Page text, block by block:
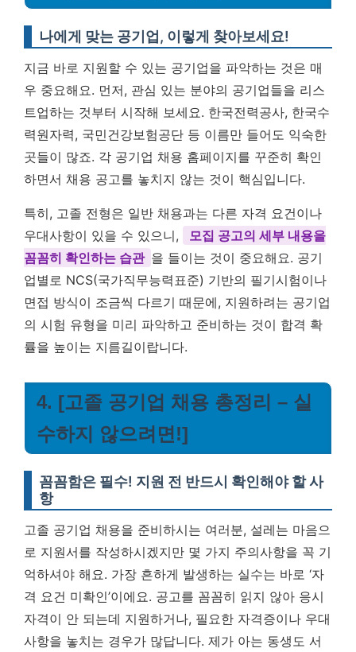
나에게 맞는 공기업, 이렇게 찾아보세요!
지금 바로 지원할 수 있는 공기업을 파악하는 것은 매
우 중요해요. 먼저, 관심 있는 분야의 공기업들을 리스
트업하는 것부터 시작해 보세요. 한국전력공사, 한국수
력원자력, 국민건강보험공단 등 이름만 들어도 익숙한
곳들이 많죠. 각 공기업 채용 홈페이지를 꾸준히 확인
하면서 채용 공고를 놓치지 않는 것이 핵심입니다.
특히, 고졸 전형은 일반 채용과는 다른 자격 요건이나
우대사항이 있을 수 있으니,
모집 공고의 세부 내용을
꼼꼼히 확인하는 습관 을 들이는 것이 중요해요. 공기
업별로 NCS(국가직무능력표준) 기반의 필기시험이나
면접 방식이 조금씩 다르기 때문에, 지원하려는 공기업
의 시험 유형을 미리 파악하고 준비하는 것이 합격 확
률을 높이는 지름길이랍니다.
4. [고졸 공기업 채용 총정리 – 실
수하지 않으려면!]
꼼꼼함은 필수! 지원 전 반드시 확인해야 할 사
항
고졸 공기업 채용을 준비하시는 여러분, 설레는 마음으
로 지원서를 작성하시겠지만 몇 가지 주의사항을 꼭 기
억하셔야 해요. 가장 흔하게 발생하는 실수는 바로 ‘자
격 요건 미확인’이에요. 공고를 꼼꼼히 읽지 않아 응시
자격이 안 되는데 지원하거나, 필요한 자격증이나 우대
사항을 놓치는 경우가 많답니다. 제가 아는 동생도 서